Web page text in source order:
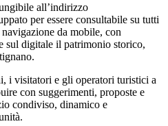
all’indirizzo
per essere consultabile su tutti
da mobile, con
sul digitale il patrimonio storico,
i visitatori e gli operatori turistici a
con suggerimenti, proposte e
condiviso, dinamico e